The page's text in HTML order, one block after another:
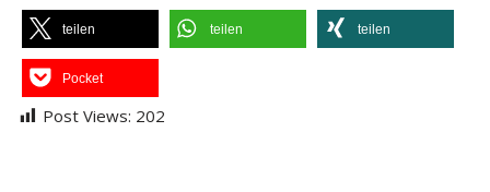
teilen teilen teilen
Pocket
Post Views: 202